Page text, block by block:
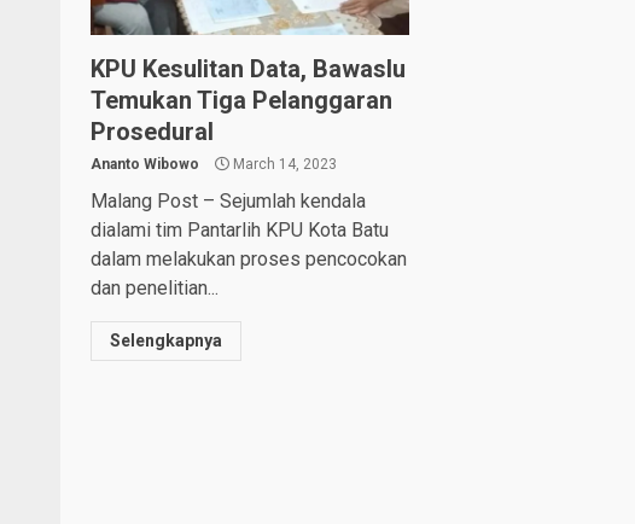
KPU Kesulitan Data, Bawaslu
Temukan Tiga Pelanggaran
Prosedural
Ananto Wibowo March 14, 2023
Malang Post – Sejumlah kendala
dialami tim Pantarlih KPU Kota Batu
dalam melakukan proses pencocokan
dan penelitian...
Selengkapnya